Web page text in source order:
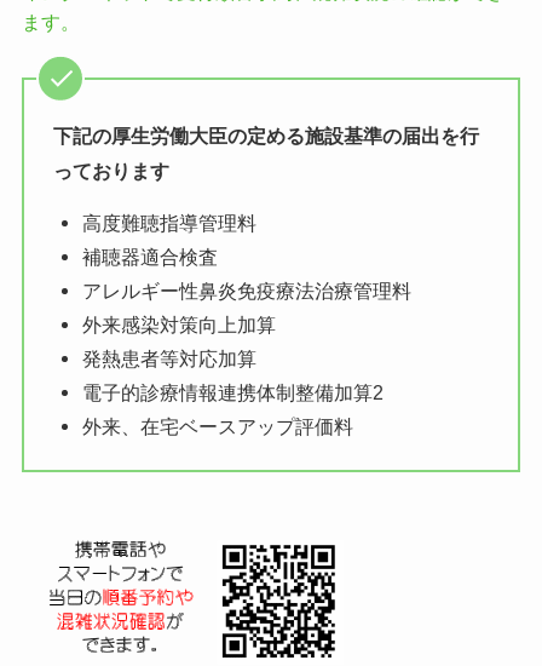
ます。
下記の厚生労働大臣の定める施設基準の届出を行
っております
高度難聴指導管理料
補聴器適合検査
アレルギー性鼻炎免疫療法治療管理料
外来感染対策向上加算
発熱患者等対応加算
電子的診療情報連携体制整備加算2
外来、在宅ベースアップ評価料